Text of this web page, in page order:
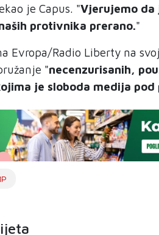
je Capus. "Vjerujemo da
protivnika prerano."
Evropa/Radio Liberty na
"necenzurisanih,
je sloboda medija